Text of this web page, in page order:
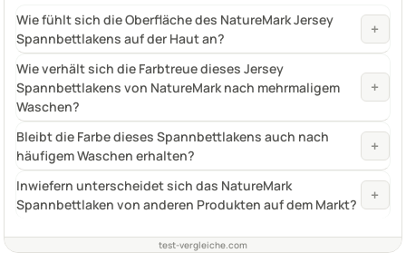
Wie fühlt sich die Oberfläche des NatureMark Jersey
Spannbettlakens auf der Haut an?
+
Wie verhält sich die Farbtreue dieses Jersey
Spannbettlakens von NatureMark nach mehrmaligem
Waschen?
+
Bleibt die Farbe dieses Spannbettlakens auch nach
häufigem Waschen erhalten?
+
Inwiefern unterscheidet sich das NatureMark
Spannbettlaken von anderen Produkten auf dem Markt?
+
test-vergleiche.com